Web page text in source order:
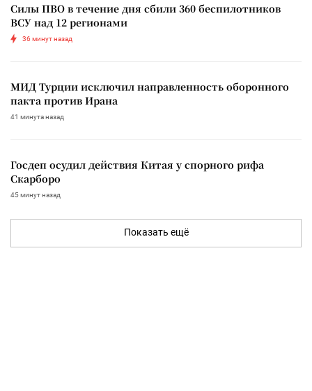
Силы ПВО в течение дня сбили 360 беспилотников
ВСУ над 12 регионами
36 минут назад
МИД Турции исключил направленность оборонного
пакта против Ирана
41 минута назад
Госдеп осудил действия Китая у спорного рифа
Скарборо
45 минут назад
Показать ещё